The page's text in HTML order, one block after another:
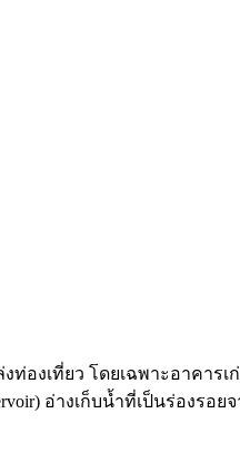
เที่ยว โดยเฉพาะอาคารเ
อ่างเก็บน้ำที่เป็นร่องรอย